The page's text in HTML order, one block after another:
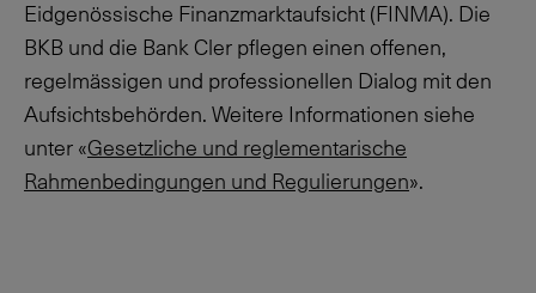
Eidgenössische Finanzmarktaufsicht (FINMA). Die
BKB und die Bank Cler pflegen einen offenen,
regelmässigen und professionellen Dialog mit den
Aufsichtsbehörden. Weitere Informationen siehe
unter «Gesetzliche und reglementarische
Rahmenbedingungen und Regulierungen».